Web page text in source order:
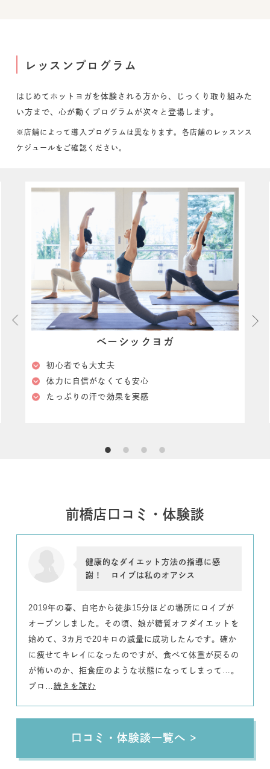
レッスンプログラム
はじめてホットヨガを体験される方から、じっくり取り組みた
い方まで、心が動くプログラムが次々と登場します。
※店舗によって導入プログラムは異なります。各店舗のレッスンス
ケジュールをご確認ください。
ベーシックヨガ
初心者でも大丈夫
体⼒に⾃信がなくても安⼼
たっぷりの汗で効果を実感
前橋店口コミ・体験談
健康的なダイエット方法の指導に感
謝！ ロイブは私のオアシス
2019年の春、自宅から徒歩15分ほどの場所にロイブが
オープンしました。その頃、娘が糖質オフダイエットを
始めて、3カ月で20キロの減量に成功したんです。確か
に痩せてキレイになったのですが、食べて体重が戻るの
が怖いのか、拒食症のような状態になってしまって…。
プロ…続きを読む
口コミ・体験談一覧へ